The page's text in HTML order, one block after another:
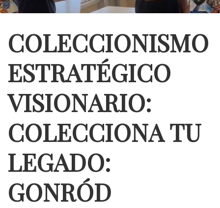
COLECCIONISMO
ESTRATÉGICO
VISIONARIO:
COLECCIONA TU
LEGADO:
GONRÓD